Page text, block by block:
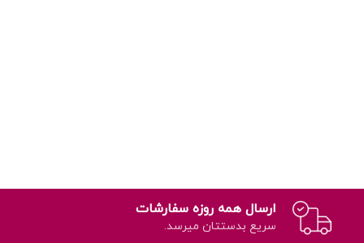
ارسال همه روزه سفارشات
سریع بدستتان میرسد.